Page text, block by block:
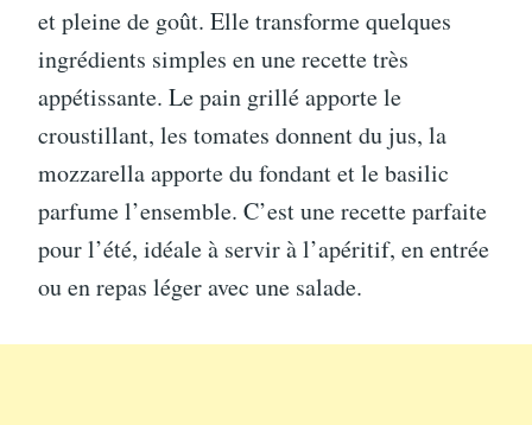
et pleine de goût. Elle transforme quelques
ingrédients simples en une recette très
appétissante. Le pain grillé apporte le
croustillant, les tomates donnent du jus, la
mozzarella apporte du fondant et le basilic
parfume l’ensemble. C’est une recette parfaite
pour l’été, idéale à servir à l’apéritif, en entrée
ou en repas léger avec une salade.